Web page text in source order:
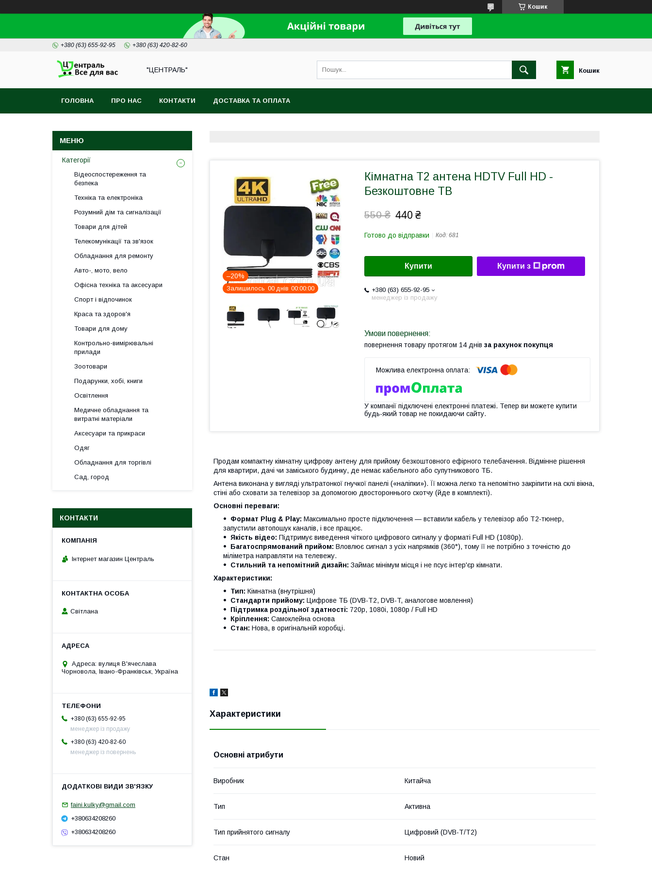
Кошик
+380 (63) 655-92-95 +380 (63) 420-82-60
"ЦЕНТРАЛЬ" Кошик
ГОЛОВНА ПРО НАС КОНТАКТИ ДОСТАВКА ТА ОПЛАТА
–20%
Залишилось 00 днів 00 00 00
Кімнатна Т2 антена HDTV Full HD -
Безкоштовне ТВ
550 ₴ 440 ₴
Готово до відправки Код: 681
Купити Купити з
+380 (63) 655-92-95
менеджер із продажу
повернення товару протягом 14 днів за рахунок покупця
У компанії підключені електронні платежі. Тепер ви можете купити
будь-який товар не покидаючи сайту.
Продам компактну кімнатну цифрову антену для прийому безкоштовного ефірного телебачення. Відмінне рішення
для квартири, дачі чи заміського будинку, де немає кабельного або супутникового ТБ.
Антена виконана у вигляді ультратонкої гнучкої панелі («наліпки»). Її можна легко та непомітно закріпити на склі вікна,
стіні або сховати за телевізор за допомогою двостороннього скотчу (йде в комплекті).
Основні переваги:
Формат Plug & Play: Максимально просте підключення — вставили кабель у телевізор або Т2-тюнер,
запустили автопошук каналів, і все працює.
Якість відео: Підтримує виведення чіткого цифрового сигналу у форматі Full HD (1080p).
Багатоспрямований прийом: Вловлює сигнал з усіх напрямків (360°), тому її не потрібно з точністю до
міліметра направляти на телевежу.
Стильний та непомітний дизайн: Займає мінімум місця і не псує інтер'єр кімнати.
Характеристики:
Тип: Кімнатна (внутрішня)
Стандарти прийому: Цифрове ТБ (DVB-T2, DVB-T, аналогове мовлення)
Підтримка роздільної здатності: 720p, 1080i, 1080p / Full HD
Кріплення: Самоклейна основа
Стан: Нова, в оригінальній коробці.
Характеристики
Основні атрибути
Виробник Китайча
Тип Активна
Тип прийнятого сигналу Цифровий (DVB-T/T2)
Стан Новий
Категорії
Відеоспостереження та
безпека
Техніка та електроніка
Розумний дім та сигналізації
Товари для дітей
Телекомунікації та зв'язок
Обладнання для ремонту
Авто-, мото, вело
Офісна техніка та аксесуари
Спорт і відпочинок
Краса та здоров'я
Товари для дому
Контрольно-вимірювальні
прилади
Зоотовари
Подарунки, хобі, книги
Освітлення
Медичне обладнання та
витратні матеріали
Аксесуари та прикраси
Одяг
Обладнання для торгівлі
Сад, город
КОНТАКТИ
Інтернет магазин Централь
Світлана
Адреса: вулиця В'ячеслава
Чорновола, Івано-Франківськ, Україна
+380 (63) 655-92-95
менеджер із продажу
+380 (63) 420-82-60
менеджер із повернень
faini.kulky@gmail.com
+380634208260
+380634208260